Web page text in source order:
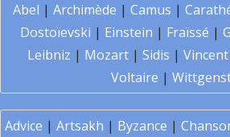
Abel | Archimède | Camus |
Dostoïevski | Einstein | Fraïssé |
Leibniz | Mozart | Sidis | Vincent
Voltaire |
Advice | Artsakh | Byzance |